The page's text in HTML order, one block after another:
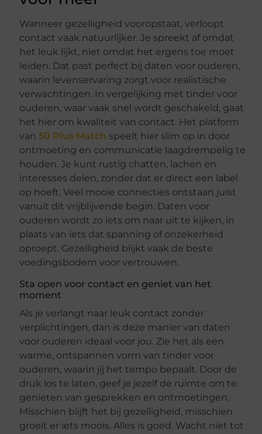
Wanneer gezelligheid vooropstaat, verloopt
contact vaak natuurlijker. Je spreekt af omdat
het leuk lijkt, niet omdat het ergens toe moet
leiden. Dat past perfect bij daten voor ouderen,
waarin levenservaring zorgt voor realistische
verwachtingen. In vergelijking met tinder voor
ouderen, waar vaak snel wordt geschakeld, gaat
het hier om kwaliteit van contact. Het platform
van50 Plus Match speelt hier slim op in door
ontmoeting en communicatie laagdrempelig te
houden. Je kunt rustig chatten, lachen en
interesses delen, zonder dat er direct een label
op hoeft. Veel mooie connecties ontstaan juist
vanuit dit vrijblijvende begin. Daten voor
ouderen wordt zo iets om naar uit te kijken, in
plaats van iets dat spanning of onzekerheid
oproept. Gezelligheid blijkt vaak de beste
voedingsbodem voor vertrouwen.
Sta open voor contact en geniet van het
moment
Als je verlangt naar leuk contact zonder
verplichtingen, dan is deze manier van daten
voor ouderen ideaal voor jou. Zie het als een
warme, ontspannen vorm van tinder voor
ouderen, waarin jij het tempo bepaalt. Door de
druk los te laten, geef je jezelf de ruimte om te
genieten van gesprekken en ontmoetingen.
Misschien blijft het bij gezelligheid, misschien
groeit er iets moois. Alles is goed. Wacht niet tot